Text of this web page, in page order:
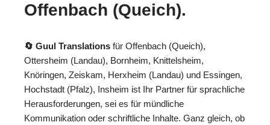
Offenbach (Queich).
🔄 Guul Translations für Offenbach (Queich),
Ottersheim (Landau), Bornheim, Knittelsheim,
Knöringen, Zeiskam, Herxheim (Landau) und Essingen,
Hochstadt (Pfalz), Insheim ist Ihr Partner für sprachliche
Herausforderungen, sei es für mündliche
Kommunikation oder schriftliche Inhalte. Ganz gleich, ob